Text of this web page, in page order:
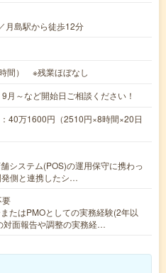
月島駅から徒歩12分
間） ※残業ほぼなし
～など開始日ご相談ください！
40万1600円（2510円×8時間×20日
システム(POS)の運用保守に携わっ
側と連携したシ…
要
たはPMOとしての実務経験(2年以
対面報告や調整の実務経…